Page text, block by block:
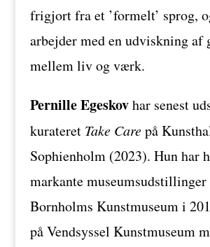
frigjort fra et ’formelt’ sprog,
arbejder med en udviskning af
mellem liv og værk.
Pernille Egeskovhar senest
kurateretTake Carepå
Sophienholm (2023). Hun har
markante museumsudstillinger
Bornholms Kunstmuseum i
på Vendsyssel Kunstmuseum